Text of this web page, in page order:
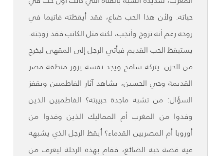
حياته. ولأن هذا الحب ضاع، فقد أيقظته فاتيما في
روحه رغم أنه تزوج وأنجب، لكنه مثل الكاتب فقد زوجته.
يستيقظ الحب القديم فيأتي الرجل إلى المقهى ليخرج
من الحزن. يتركه سامح ويجد نفسه يزور منطقة مصر
القديمة وحي الحسين، يشاهد آثار الفاطميين ويقفز
السؤال: من تشبه ماجدة حبيبته؟ الفاطميين الذين
وفدوا من المغرب أم المماليك الذين وفدوا من
أوروبا أم المصريين القدماء؟ أيقظ الرجل الذي يشبهه
فيه قصة حبه الضائع، فقام بهذه الرحلة ليعرف من